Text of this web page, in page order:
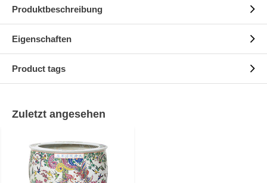
Produktbeschreibung
Eigenschaften
Product tags
Zuletzt angesehen